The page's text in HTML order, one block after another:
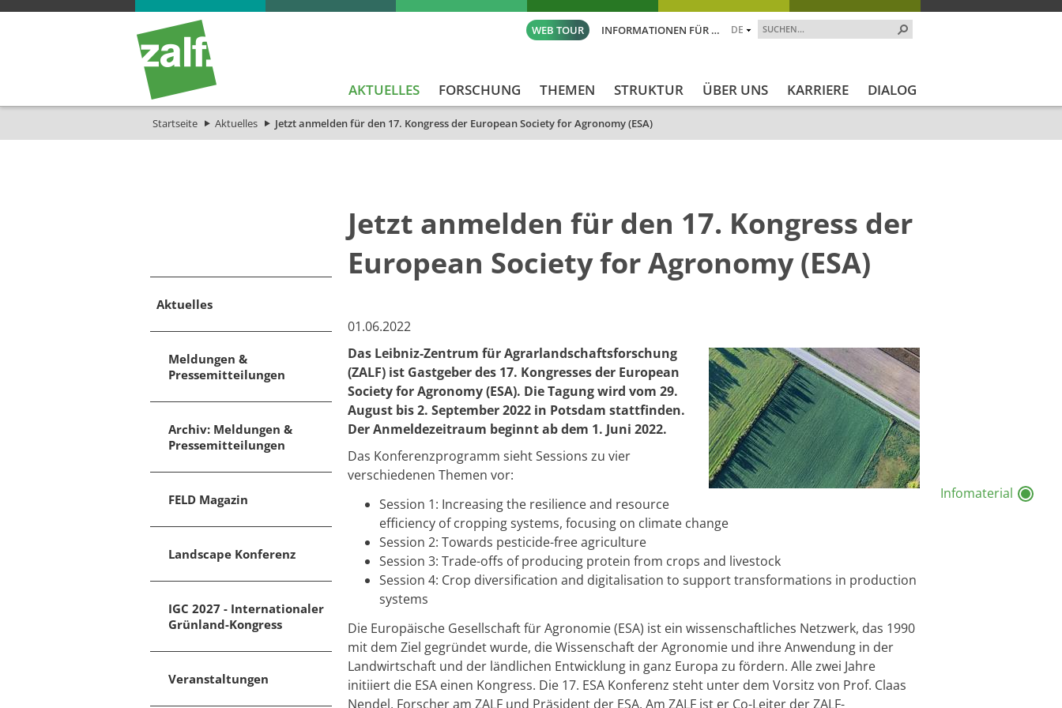
DE
INFORMATIONEN FÜR …
WEB TOUR
AKTUELLES FORSCHUNG THEMEN STRUKTUR ÜBER UNS KARRIERE DIALOG
Startseite Aktuelles Jetzt anmelden für den 17. Kongress der European Society for Agronomy (ESA)
Aktuelles
Meldungen &
Pressemitteilungen
Archiv: Meldungen &
Pressemitteilungen
FELD Magazin
Landscape Konferenz
IGC 2027 - Internationaler
Grünland-Kongress
Veranstaltungen
Jetzt anmelden für den 17. Kongress der
European Society for Agronomy (ESA)
01.06.2022
Das Leibniz-Zentrum für Agrarlandschaftsforschung
(ZALF) ist Gastgeber des 17. Kongresses der European
Society for Agronomy (ESA). Die Tagung wird vom 29.
August bis 2. September 2022 in Potsdam stattfinden.
Der Anmeldezeitraum beginnt ab dem 1. Juni 2022.
Das Konferenzprogramm sieht Sessions zu vier
verschiedenen Themen vor:
Session 1: Increasing the resilience and resource
efficiency of cropping systems, focusing on climate change
Session 2: Towards pesticide-free agriculture
Session 3: Trade-offs of producing protein from crops and livestock
Session 4: Crop diversification and digitalisation to support transformations in production
systems
Die Europäische Gesellschaft für Agronomie (ESA) ist ein wissenschaftliches Netzwerk, das 1990
mit dem Ziel gegründet wurde, die Wissenschaft der Agronomie und ihre Anwendung in der
Landwirtschaft und der ländlichen Entwicklung in ganz Europa zu fördern. Alle zwei Jahre
initiiert die ESA einen Kongress. Die 17. ESA Konferenz steht unter dem Vorsitz von Prof. Claas
Nendel, Forscher am ZALF und Präsident der ESA. Am ZALF ist er Co-Leiter der ZALF-
Infomaterial